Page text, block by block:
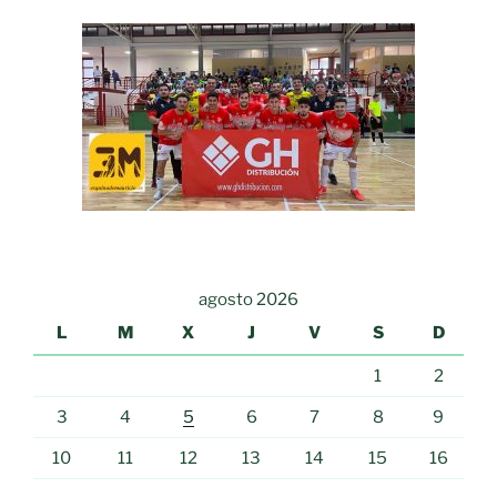
agosto 2026
L
M X J V S D
1 2
3 4 5 6 7 8 9
10 11 12 13 14 15 16